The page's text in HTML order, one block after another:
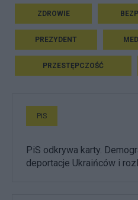
ZDROWIE
PREZYDENT
PRZESTĘPCZOŚĆ
PiS
PiS odkrywa karty.
deportacje Ukraińców i